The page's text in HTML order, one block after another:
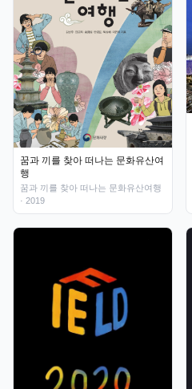
꿈과 끼를 찾아 떠나는 문화유산여
행
꿈과 끼를 찾아 떠나는 문화유산여행
· 2019